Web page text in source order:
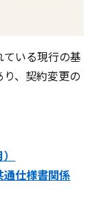
いる現行の基
、契約変更の
仕様書関係